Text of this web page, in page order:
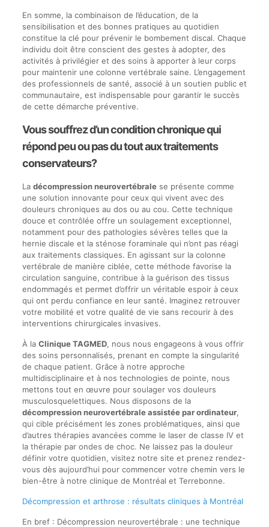
En somme, la combinaison de l’éducation, de la
sensibilisation et des bonnes pratiques au quotidien
constitue la clé pour prévenir le bombement discal. Chaque
individu doit être conscient des gestes à adopter, des
activités à privilégier et des soins à apporter à leur corps
pour maintenir une colonne vertébrale saine. L’engagement
des professionnels de santé, associé à un soutien public et
communautaire, est indispensable pour garantir le succès
de cette démarche préventive.
Vous souffrez d’un condition chronique qui
répond peu ou pas du tout aux traitements
conservateurs?
La décompression neurovertébralese présente comme
une solution innovante pour ceux qui vivent avec des
douleurs chroniques au dos ou au cou. Cette technique
douce et contrôlée offre un soulagement exceptionnel,
notamment pour des pathologies sévères telles que la
hernie discale et la sténose foraminale qui n’ont pas réagi
aux traitements classiques. En agissant sur la colonne
vertébrale de manière ciblée, cette méthode favorise la
circulation sanguine, contribue à la guérison des tissus
endommagés et permet d’offrir un véritable espoir à ceux
qui ont perdu confiance en leur santé. Imaginez retrouver
votre mobilité et votre qualité de vie sans recourir à des
interventions chirurgicales invasives.
À la Clinique TAGMED, nous nous engageons à vous offrir
des soins personnalisés, prenant en compte la singularité
de chaque patient. Grâce à notre approche
multidisciplinaire et à nos technologies de pointe, nous
mettons tout en œuvre pour soulager vos douleurs
musculosquelettiques. Nous disposons de la
décompression neurovertébrale assistée par ordinateur,
qui cible précisément les zones problématiques, ainsi que
d’autres thérapies avancées comme le laser de classe IV et
la thérapie par ondes de choc. Ne laissez pas la douleur
définir votre quotidien, visitez notre site et prenez rendez-
vous dès aujourd’hui pour commencer votre chemin vers le
bien-être à notre clinique de Montréal et Terrebonne.
Décompression et arthrose : résultats cliniques à Montréal
En bref : Décompression neurovertébrale : une technique